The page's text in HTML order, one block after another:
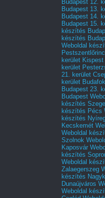
Budapest 12.
Budapest 13.
Budapest 14.
Budapest 15.
készítés
készítés
Weboldal
Pestszentlőrinc
kerület Kispest
kerület
21. kerület
kerület
Budapest 23.
Budapest
készítés
készítés Pécs
készítés
Kecskemét
Weboldal
Szolnok
Kaposvár
készítés
Weboldal
Zalaegerszeg
készítés
Dunaújváros
Weboldal